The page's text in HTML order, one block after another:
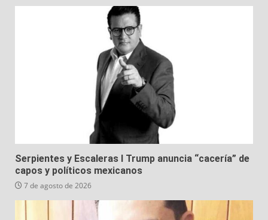
Serpientes y Escaleras I Trump anuncia “cacería” de
capos y políticos mexicanos
7 de agosto de 2026